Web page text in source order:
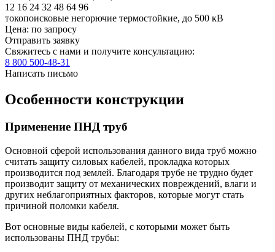
12 16 24 32 48 64 96
токопоисковые негорючие термостойкие, до 500 кВ
Цена: по запросу
Отправить заявку
Свяжитесь с нами и получите консультацию:
8 800 500-48-31
Написать письмо
Особенности конструкции
Применение ПНД труб
Основной сферой использования данного вида труб можно
считать защиту силовых кабелей, прокладка которых
производится под землей. Благодаря трубе не трудно будет
производит защиту от механических повреждений, влаги и
других неблагоприятных факторов, которые могут стать
причиной поломки кабеля.
Вот основные виды кабелей, с которыми может быть
использованы ПНД трубы: